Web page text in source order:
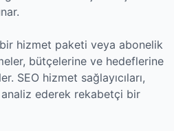
hizmet paketi veya abonelik
bütçelerine ve hedeflerine
SEO hizmet sağlayıcıları,
analiz ederek rekabetçi bir